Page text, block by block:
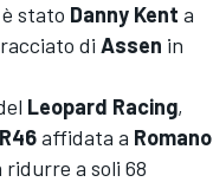
stato Danny Kent a
di Assen in
Leopard Racing,
affidata a Romano
a soli 68